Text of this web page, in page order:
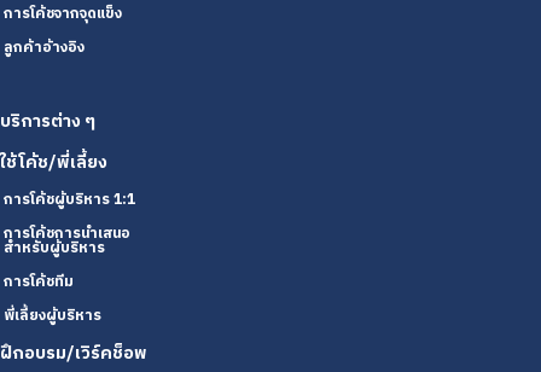
การโค้ชจากจุดแข็ง
ลูกค้าอ้างอิง
บริการต่าง ๆ
ใช้โค้ช/พี่เลี้ยง
การโค้ชผู้บริหาร 1:1
การโค้ชการนำเสนอ
สำหรับผู้บริหาร
การโค้ชทีม
พี่เลี้ยงผู้บริหาร
ฝึกอบรม/เวิร์คช็อพ